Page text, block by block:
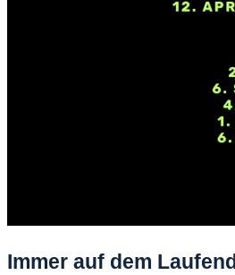
Immer auf dem